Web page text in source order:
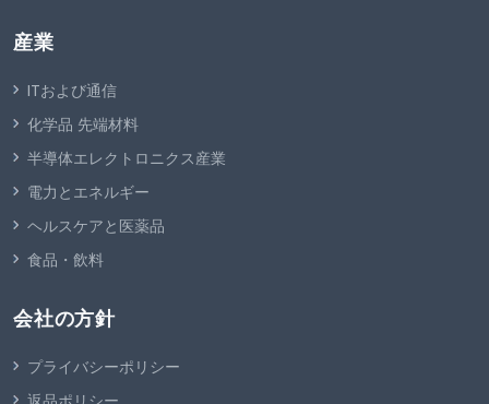
産業
ITおよび通信
化学品 先端材料
半導体エレクトロニクス産業
電力とエネルギー
ヘルスケアと医薬品
食品・飲料
会社の方針
プライバシーポリシー